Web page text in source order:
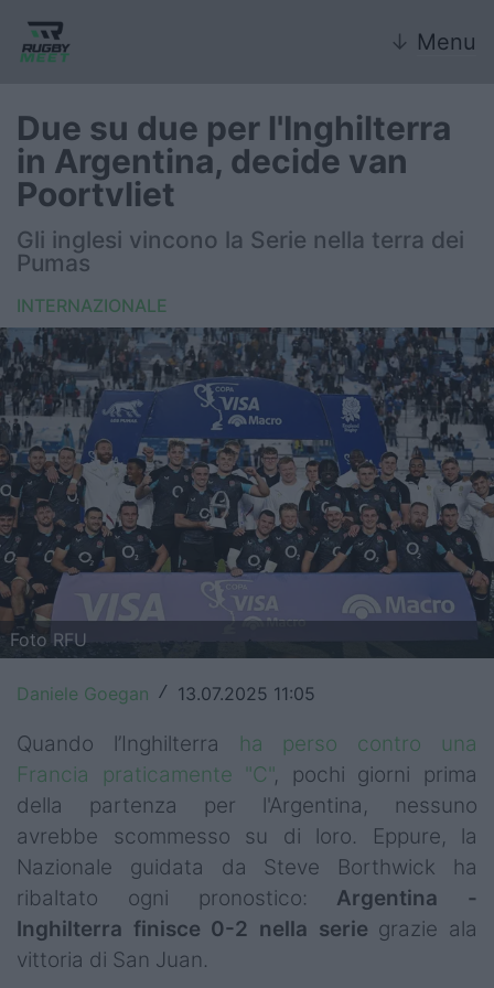
↓ Menu
Nazionale
Nazionali giovanili
FIR
Internazionale
6 Nazioni
United Rugby Championship
Top14
Premiership
Champions Cup
Rugby World Cup
Super Rugby
Rugby in TV
Mercato
Serie A Elite
Due su due per l'Inghilterra
in Argentina, decide van
Poortvliet
Gli inglesi vincono la Serie nella terra dei
Pumas
INTERNAZIONALE
Foto RFU
Daniele Goegan / 13.07.2025 11:05
Quando l’Inghilterra
ha perso contro una
Francia praticamente "C", pochi giorni prima
della partenza per l'Argentina, nessuno
avrebbe scommesso su di loro. Eppure, la
Nazionale guidata da Steve Borthwick ha
ribaltato ogni pronostico: Argentina -
Inghilterra finisce 0-2 nella serie grazie ala
vittoria di San Juan.